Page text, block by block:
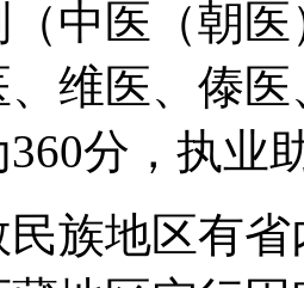
（中医（朝
维医、傣
分，执业
族地区有